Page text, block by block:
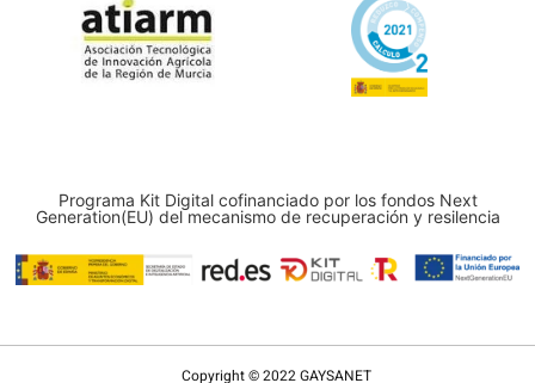
Programa Kit Digital cofinanciado por los fondos Next
Generation(EU) del mecanismo de recuperación y resilencia
Copyright © 2022 GAYSANET